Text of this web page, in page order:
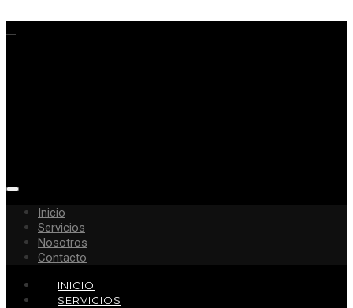
Inicio
Servicios
Nosotros
Contacto
INICIO
SERVICIOS